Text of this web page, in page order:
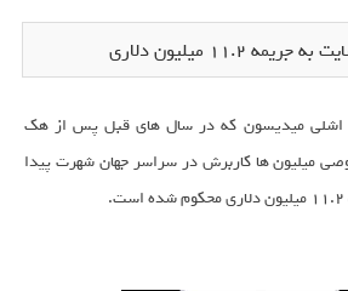
11.2 میلیون دلاری
اشلی میدیسون که در سال های قبل پس از هک
میلیون ها کاربرش در سراسر جهان شهرت پیدا